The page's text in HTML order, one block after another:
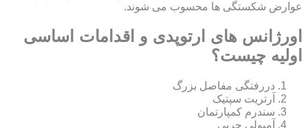
عوارض شکستگی ها محسوب می شوند.
اورژانس های ارتوپدی و اقدامات اساسی
اولیه چیست؟
دررفتگی مفاصل بزرگ
آرتریت سپتیک
سندرم کمپارتمان
آمبولی چربی